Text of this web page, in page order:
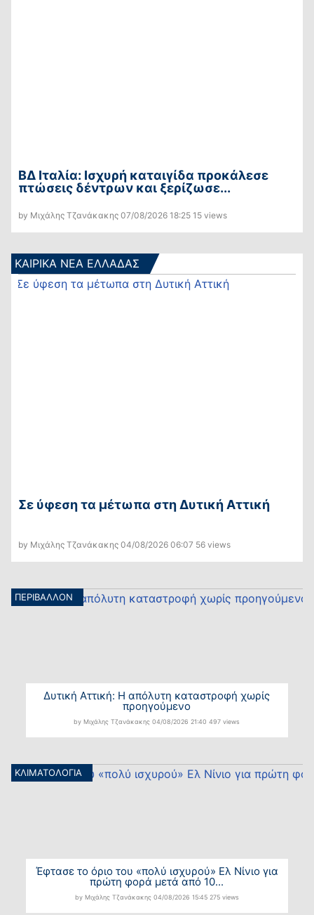
ΒΔ Ιταλία: Ισχυρή καταιγίδα προκάλεσε
πτώσεις δέντρων και ξερίζωσε...
by Μιχάλης Τζανάκακης 07/08/2026 18:25 15 views
ΚΑΙΡΙΚΑ ΝΕΑ ΕΛΛΑΔΑΣ
Σε ύφεση τα μέτωπα στη Δυτική Αττική
by Μιχάλης Τζανάκακης 04/08/2026 06:07 56 views
ΠΕΡΙΒΑΛΛΟΝ
Δυτική Αττική: Η απόλυτη καταστροφή χωρίς
προηγούμενο
by Μιχάλης Τζανάκακης04/08/2026 21:40 497 views
ΚΛΙΜΑΤΟΛΟΓΙΑ
Έφτασε το όριο του «πολύ ισχυρού» Ελ Νίνιο για
πρώτη φορά μετά από 10...
by Μιχάλης Τζανάκακης 04/08/2026 15:45275 views